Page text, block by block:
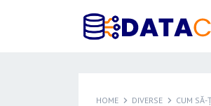
HOME DIVERSE CUM SĂ-